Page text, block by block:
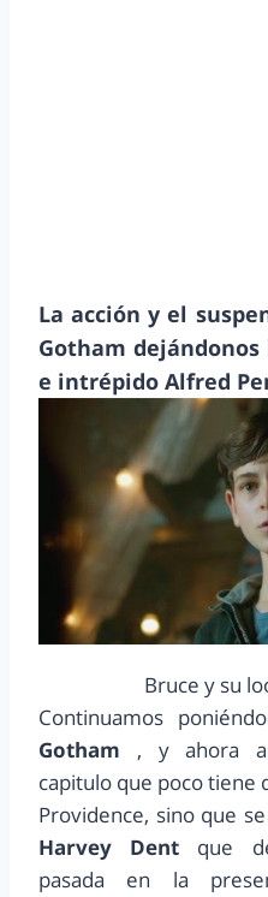
La acción y el
Gotham
e intrépido Alfred
Bruce y su
Continuamos
Gotham , y ahora
capitulo que poco tiene
Providence, sino que
Harvey Dent que
pasada en la